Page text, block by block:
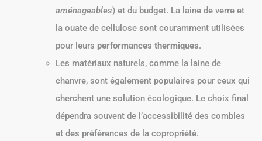
aménageables) et du budget. La laine de verre et
la ouate de cellulose sont couramment utilisées
pour leurs performances thermiques.
Les matériaux naturels, comme la laine de
chanvre, sont également populaires pour ceux qui
cherchent une solution écologique. Le choix final
dépendra souvent de l’accessibilité des combles
et des préférences de la copropriété.